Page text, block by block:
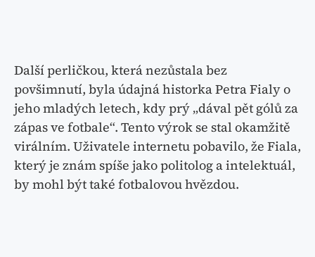
Další perličkou, která nezůstala bez
povšimnutí, byla údajná historka Petra Fialy o
jeho mladých letech, kdy prý „dával pět gólů za
zápas ve fotbale“. Tento výrok se stal okamžitě
virálním. Uživatele internetu pobavilo, že Fiala,
který je znám spíše jako politolog a intelektuál,
by mohl být také fotbalovou hvězdou.